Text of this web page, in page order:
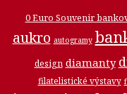
0 Euro Souvenir
aukro autogramy
design diamanty
filatelistické výstavy